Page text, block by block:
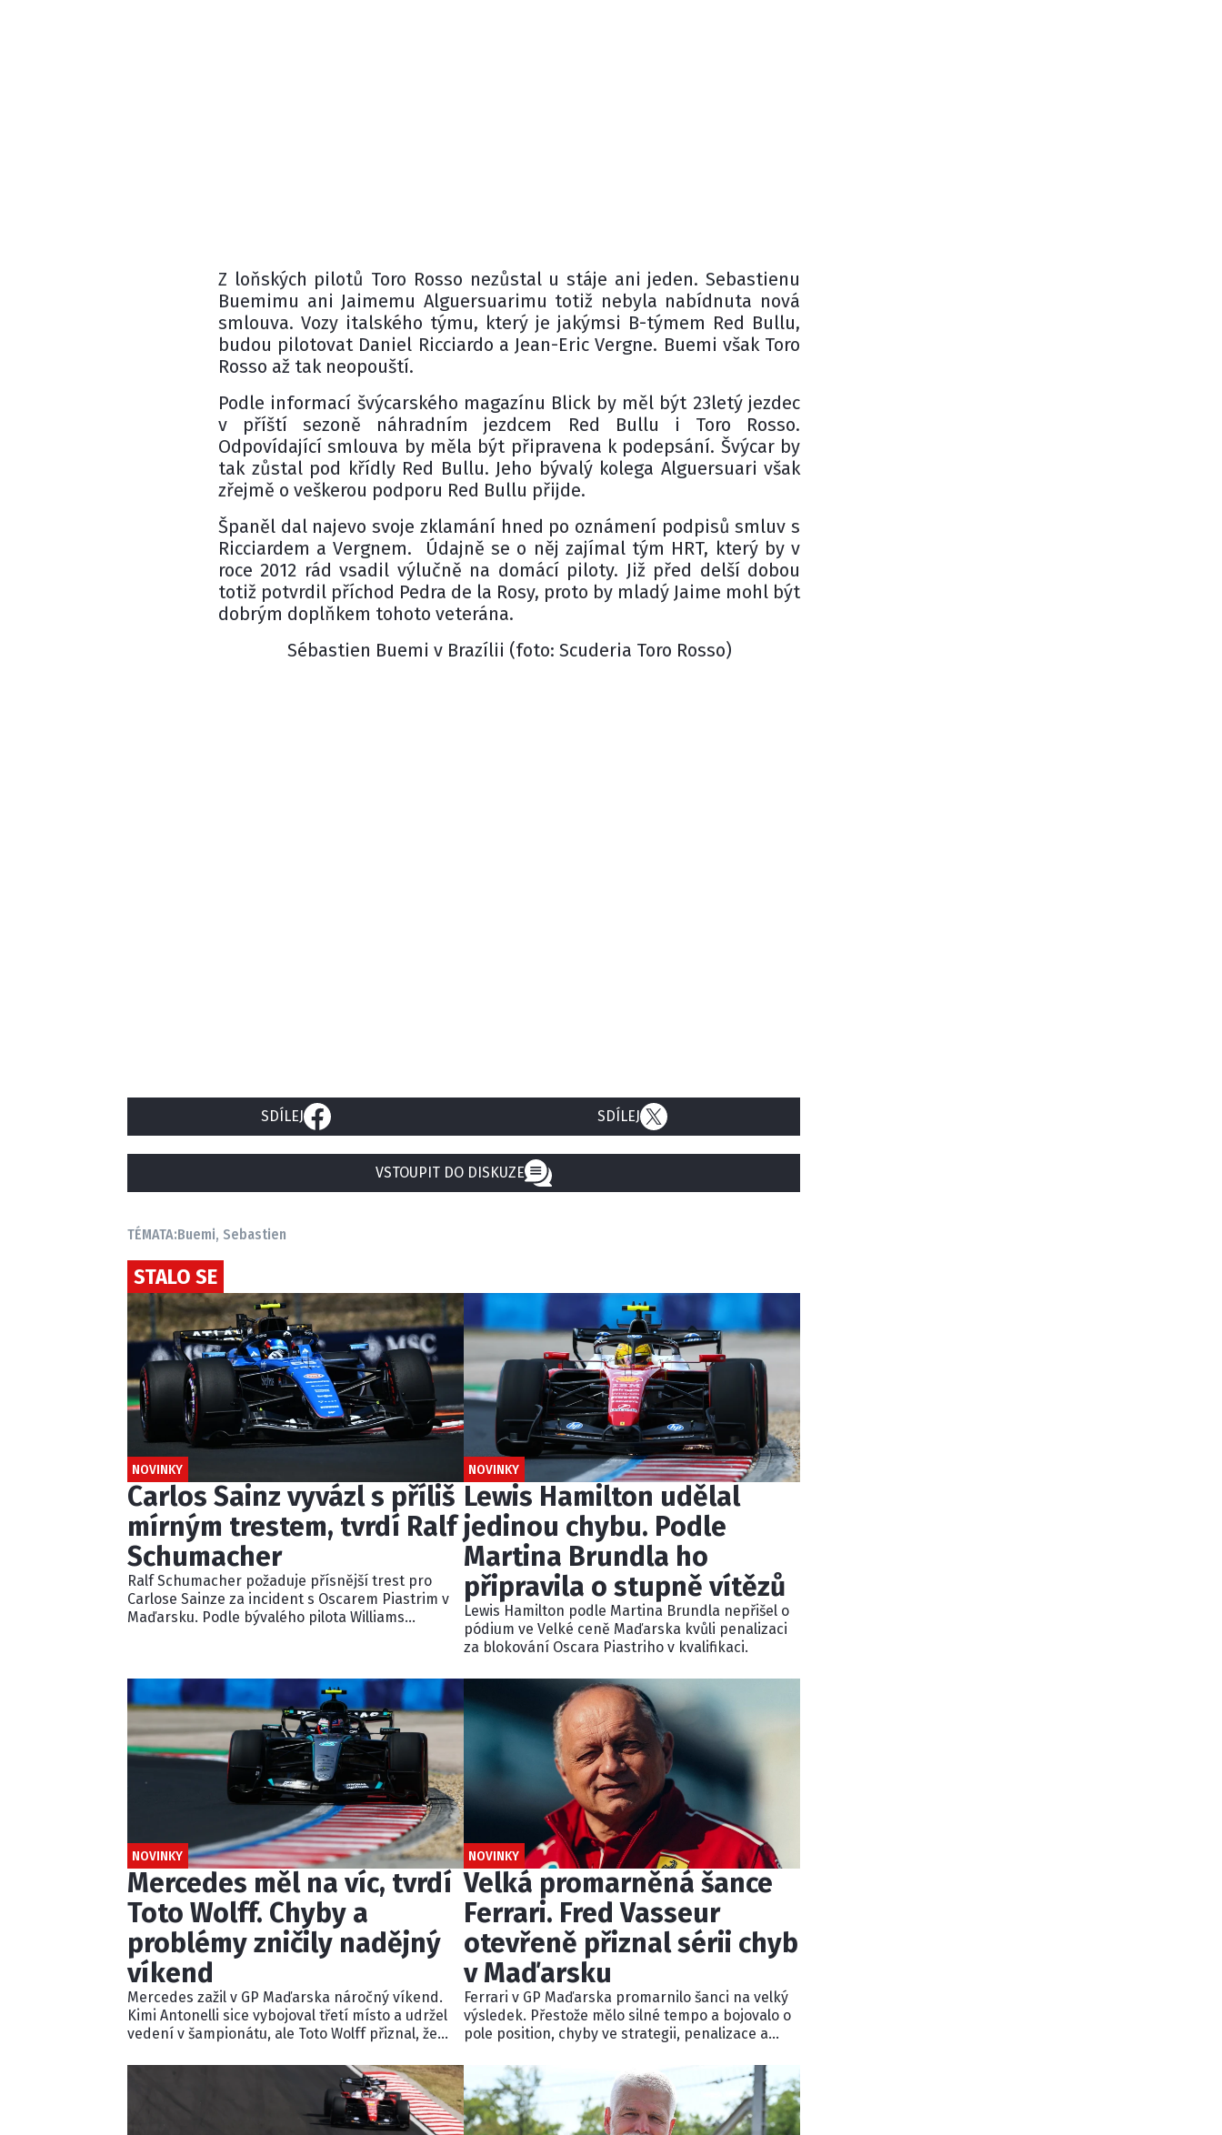
Z loňských pilotů Toro Rosso nezůstal u stáje ani jeden. Sebastienu
Buemimu ani Jaimemu Alguersuarimu totiž nebyla nabídnuta nová
smlouva. Vozy italského týmu, který je jakýmsi B-týmem Red Bullu,
budou pilotovat Daniel Ricciardo a Jean-Eric Vergne. Buemi však Toro
Rosso až tak neopouští.
Podle informací švýcarského magazínu Blick by měl být 23letý jezdec
v příští sezoně náhradním jezdcem Red Bullu i Toro Rosso.
Odpovídající smlouva by měla být připravena k podepsání. Švýcar by
tak zůstal pod křídly Red Bullu. Jeho bývalý kolega Alguersuari však
zřejmě o veškerou podporu Red Bullu přijde.
Španěl dal najevo svoje zklamání hned po oznámení podpisů smluv s
Ricciardem a Vergnem. Údajně se o něj zajímal tým HRT, který by v
roce 2012 rád vsadil výlučně na domácí piloty. Již před delší dobou
totiž potvrdil příchod Pedra de la Rosy, proto by mladý Jaime mohl být
dobrým doplňkem tohoto veterána.
Sébastien Buemi v Brazílii (foto: Scuderia Toro Rosso)
SDÍLEJ SDÍLEJ
VSTOUPIT DO DISKUZE
TÉMATA:Buemi, Sebastien
STALO SE
NOVINKY
Carlos Sainz vyvázl s příliš
mírným trestem, tvrdí Ralf
Schumacher
Ralf Schumacher požaduje přísnější trest pro
Carlose Sainze za incident s Oscarem Piastrim v
Maďarsku. Podle bývalého pilota Williams
nedostatečnou.
NOVINKY
Lewis Hamilton udělal
jedinou chybu. Podle
Martina Brundla ho
připravila o stupně vítězů
Lewis Hamilton podle Martina Brundla nepřišel o
pódium ve Velké ceně Maďarska kvůli penalizaci
za blokování Oscara Piastriho v kvalifikaci.
NOVINKY
Mercedes měl na víc, tvrdí
Toto Wolff. Chyby a
problémy zničily nadějný
víkend
Mercedes zažil v GP Maďarska náročný víkend.
Kimi Antonelli sice vybojoval třetí místo a udržel
vedení v šampionátu, ale Toto Wolff přiznal, že
Problémy s nastavením, technikou i startem
George Russella připravily Mercedes o šanci
NOVINKY
Velká promarněná šance
Ferrari. Fred Vasseur
otevřeně přiznal sérii chyb
v Maďarsku
Ferrari v GP Maďarska promarnilo šanci na velký
výsledek. Přestože mělo silné tempo a bojovalo o
pole position, chyby ve strategii, penalizace a
Leclerca o pódium. Šéf týmu Fred Vasseur přiznal,
že se v neděli pokazilo téměř vše.